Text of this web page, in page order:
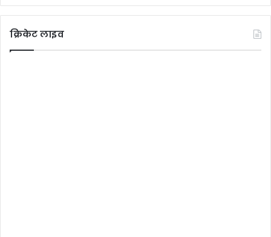
क्रिकेट लाइव